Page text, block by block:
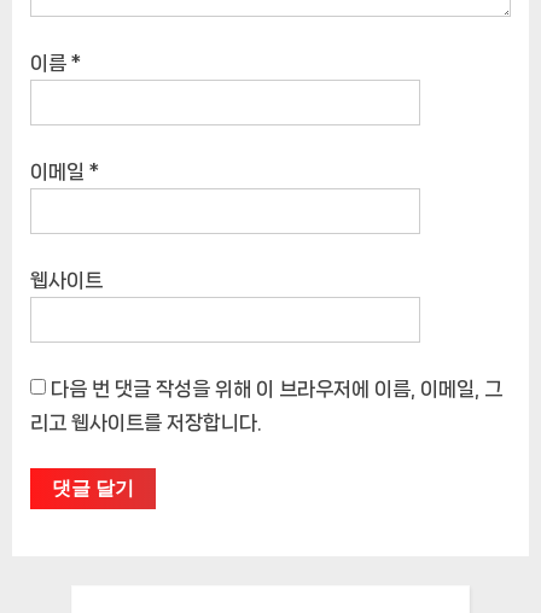
이름 *
이메일 *
웹사이트
다음 번 댓글 작성을 위해 이 브라우저에 이름, 이메일, 그
리고 웹사이트를 저장합니다.